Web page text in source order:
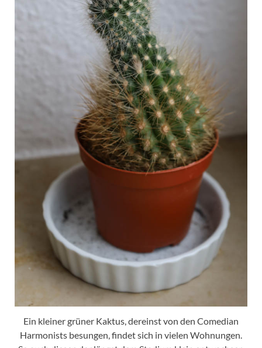
Ein kleiner grüner Kaktus, dereinst von den Comedian
Harmonists besungen, findet sich in vielen Wohnungen.